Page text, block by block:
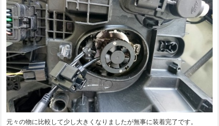
元々の物に比較して少し大きくなりましたが無事に装着完了です。